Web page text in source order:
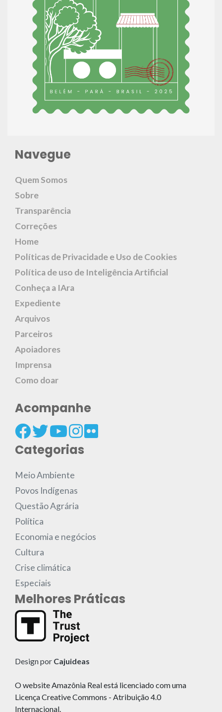
Navegue
Quem Somos
Sobre
Transparência
Correções
Home
Políticas de Privacidade e Uso de Cookies
Política de uso de Inteligência Artificial
Conheça a IAra
Expediente
Arquivos
Parceiros
Apoiadores
Imprensa
Como doar
Acompanhe
Categorias
Meio Ambiente
Povos Indígenas
Questão Agrária
Política
Economia e negócios
Cultura
Crise climática
Especiais
Melhores Práticas
Design por Cajuideas
O website Amazônia Real está licenciado com uma
Licença Creative Commons - Atribuição 4.0
Internacional.